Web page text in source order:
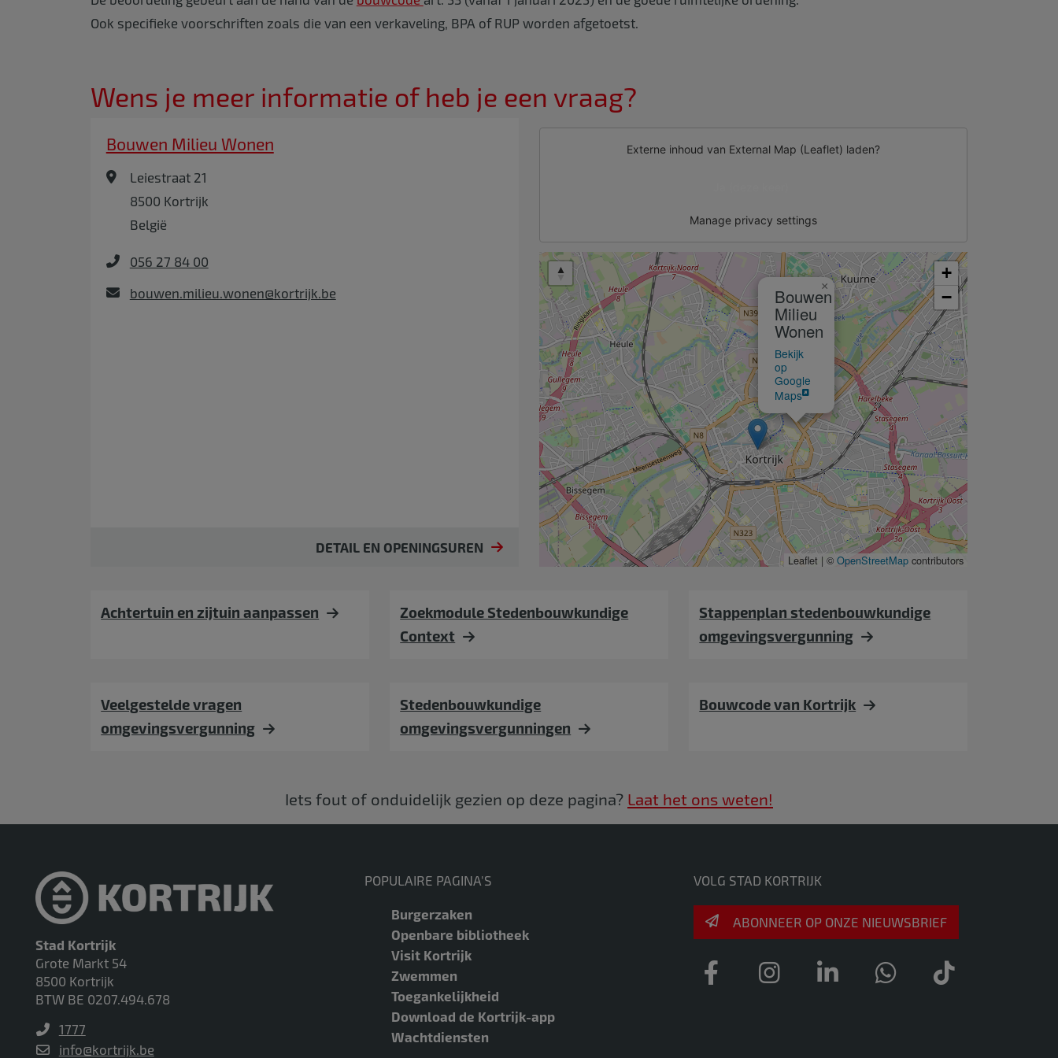
Ook specifieke voorschriften zoals die van een verkaveling, BPA of RUP worden afgetoetst.
Wens je meer informatie of heb je een vraag?
Bouwen Milieu Wonen
Leiestraat 21
8500 Kortrijk
België
056 27 84 00
bouwen.milieu.wonen@kortrijk.be
DETAIL EN OPENINGSUREN
Externe inhoud van External Map (Leaflet) laden?
Manage privacy settings
Bouwen
Milieu
Wonen
Bekijk
op
Google
Maps
×
+
−
Leaflet | ©OpenStreetMap contributors
Achtertuin en zijtuin aanpassen
Zoekmodule Stedenbouwkundige
Context
Stappenplan stedenbouwkundige
omgevingsvergunning
Veelgestelde vragen
omgevingsvergunning
Stedenbouwkundige
omgevingsvergunningen
Bouwcode van Kortrijk
Iets fout of onduidelijk gezien op deze pagina? Laat het ons weten!
Stad Kortrijk
Grote Markt 54
8500 Kortrijk
BTW BE 0207.494.678
1777
info@kortrijk.be
POPULAIRE PAGINA'S
Burgerzaken
Openbare bibliotheek
Visit Kortrijk
Zwemmen
Toegankelijkheid
Download de Kortrijk-app
Wachtdiensten
VOLG STAD KORTRIJK
ABONNEER OP ONZE NIEUWSBRIEF